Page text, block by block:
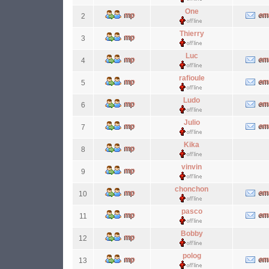
2
One
3
Thierry
4
Luc
5
rafioule
6
Ludo
7
Julio
8
Kika
9
vinvin
10
chonchon
11
pasco
12
Bobby
13
polog